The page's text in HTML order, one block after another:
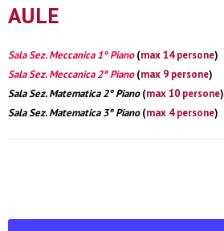
AULE
Sala Sez. Meccanica 1° Piano(max 14 persone)
Sala Sez. Meccanica 2° Piano(max 9 persone)
Sala Sez. Matematica 2° Piano(max 10 persone)
Sala Sez. Matematica 3° Piano(max 4 persone)